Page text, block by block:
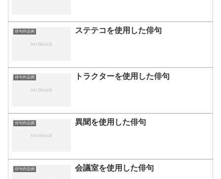
俳句作品例 ステテコを使用した俳句
俳句作品例 トラクターを使用した俳句
俳句作品例 異聞を使用した俳句
俳句作品例 会議室を使用した俳句